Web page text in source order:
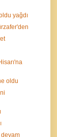
yağdı
oldu